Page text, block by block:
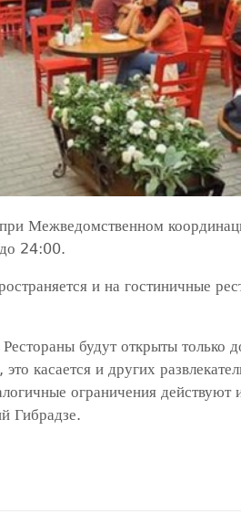
Межведомственном
до 24:00.
и на гостиничные
будут открыты только
касается и других
ограничения действуют
Гибрадзе.